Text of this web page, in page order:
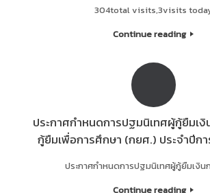
304total visits,3visits
Continue reading
ประกาศกำหนดการปฐมนิเทศผู้กู้ยืมเงิ
กู้ยืมเพื่อการศึกษา (กยศ.) ประจำปีก
ประกาศกำหนดการปฐมนิเทศผู้กู้ยืมเงิ
Continue reading